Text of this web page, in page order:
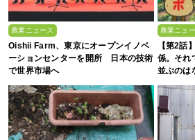
農業ニュース
Oishii Farm、東京にオープンイノベ
ーションセンターを開所 日本の技術
で世界市場へ
農業ニュ
【第2話
係。それ
並ぶのは
い、これ